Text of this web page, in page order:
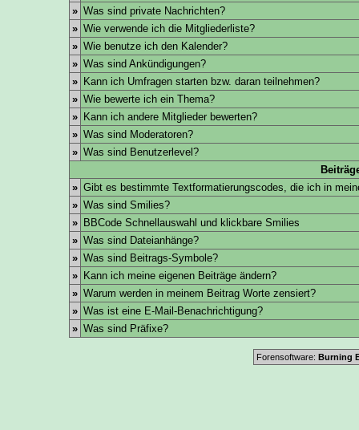
» Was sind private Nachrichten?
» Wie verwende ich die Mitgliederliste?
» Wie benutze ich den Kalender?
» Was sind Ankündigungen?
» Kann ich Umfragen starten bzw. daran teilnehmen?
» Wie bewerte ich ein Thema?
» Kann ich andere Mitglieder bewerten?
» Was sind Moderatoren?
» Was sind Benutzerlevel?
» Gibt es bestimmte Textformatierungscodes, die ich in
» Was sind Smilies?
» BBCode Schnellauswahl und klickbare Smilies
» Was sind Dateianhänge?
» Was sind Beitrags-Symbole?
» Kann ich meine eigenen Beiträge ändern?
» Warum werden in meinem Beitrag Worte zensiert?
» Was ist eine E-Mail-Benachrichtigung?
» Was sind Präfixe?
Forensoftware: Burning